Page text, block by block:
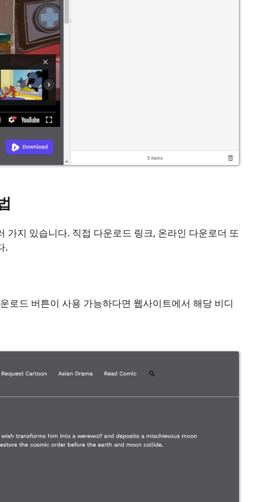
지 있습니다. 직접 다운로드 링크, 온라인 다운로더 또
.
드 버튼이 사용 가능하다면 웹사이트에서 해당 비디